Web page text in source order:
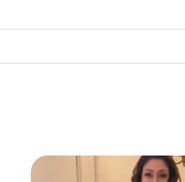
य
को